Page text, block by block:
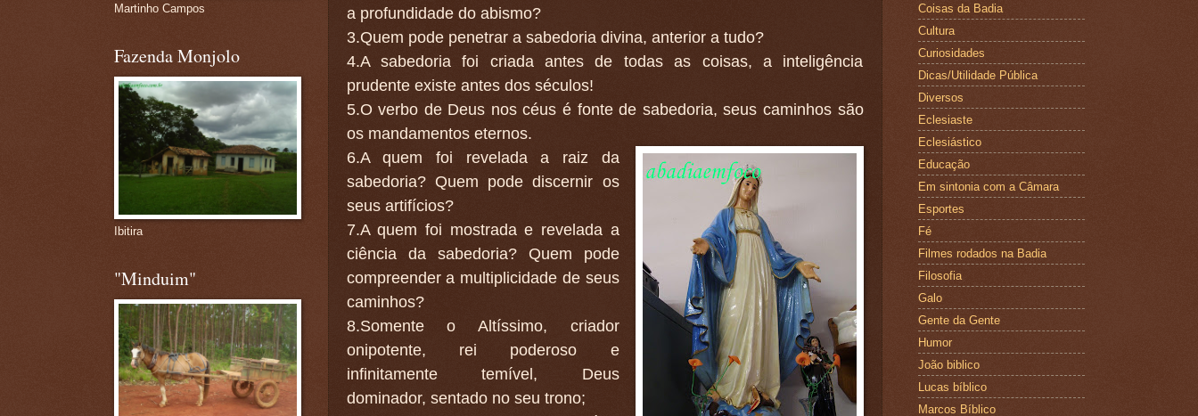
a profundidade do abismo?
3.Quem pode penetrar a sabedoria divina, anterior a tudo?
4.A sabedoria foi criada antes de todas as coisas, a inteligência
prudente existe antes dos séculos!
5.O verbo de Deus nos céus é fonte de sabedoria, seus caminhos são
os mandamentos eternos.
6.A quem foi revelada a raiz da
sabedoria? Quem pode discernir os
seus artifícios?
7.A quem foi mostrada e revelada a
ciência da sabedoria? Quem pode
compreender a multiplicidade de seus
caminhos?
8.Somente o Altíssimo, criador
onipotente, rei poderoso e
infinitamente temível, Deus
dominador, sentado no seu trono;
Martinho Campos
Fazenda Monjolo
Ibitira
"Minduim"
Coisas da Badia
Cultura
Curiosidades
Dicas/Utilidade Pública
Diversos
Eclesiaste
Eclesiástico
Educação
Em sintonia com a Câmara
Esportes
Fé
Filmes rodados na Badia
Filosofia
Galo
Gente da Gente
Humor
João biblico
Lucas bíblico
Marcos Bíblico